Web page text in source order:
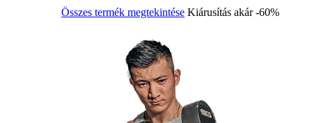
Összes termék megtekintése Kiárusítás akár -60%